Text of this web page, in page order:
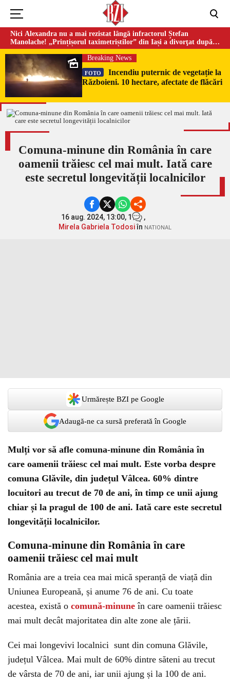
Nici Alexandra nu a mai rezistat lângă infractorul Ștefan
Manolache! „Prințișorul taximetriștilor” din Iași a divorţat după
doi ani de căsnicie
Breaking News
FOTO
Incendiu puternic de vegetație la
Războieni. 10 hectare, afectate de flăcări
Comuna-minune din România în care
oamenii trăiesc cel mai mult. Iată care
este secretul longevității localnicilor
16 aug. 2024, 13:00, 1
,
Mirela Gabriela Todosiîn NATIONAL
Urmărește BZI pe Google
Adaugă-ne ca sursă preferată în Google
Mulți vor să afle comuna-minune din România în
care oamenii trăiesc cel mai mult. Este vorba despre
comuna Glăvile, din județul Vâlcea. 60% dintre
locuitori au trecut de 70 de ani, în timp ce unii ajung
chiar și la pragul de 100 de ani. Iată care este secretul
longevității localnicilor.
Comuna-minune din România în care
oamenii trăiesc cel mai mult
România are a treia cea mai mică speranță de viață din
Uniunea Europeană, și anume 76 de ani. Cu toate
acestea, există o comună-minune în care oamenii trăiesc
mai mult decât majoritatea din alte zone ale țării.
Cei mai longevivi localnici sunt din comuna Glăvile,
județul Vâlcea. Mai mult de 60% dintre săteni au trecut
de vârsta de 70 de ani, iar unii ajung și la 100 de ani.